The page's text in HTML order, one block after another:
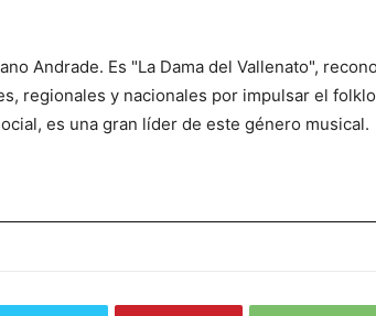
Andrade. Es "La Dama del Vallenato",
regionales y nacionales por impulsar el
es una gran líder de este género musical.